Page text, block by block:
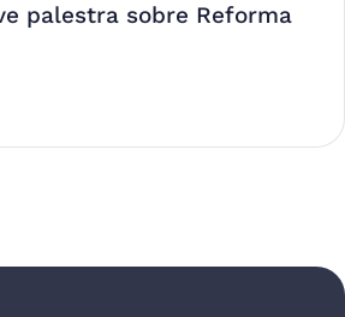
palestra sobre Reforma